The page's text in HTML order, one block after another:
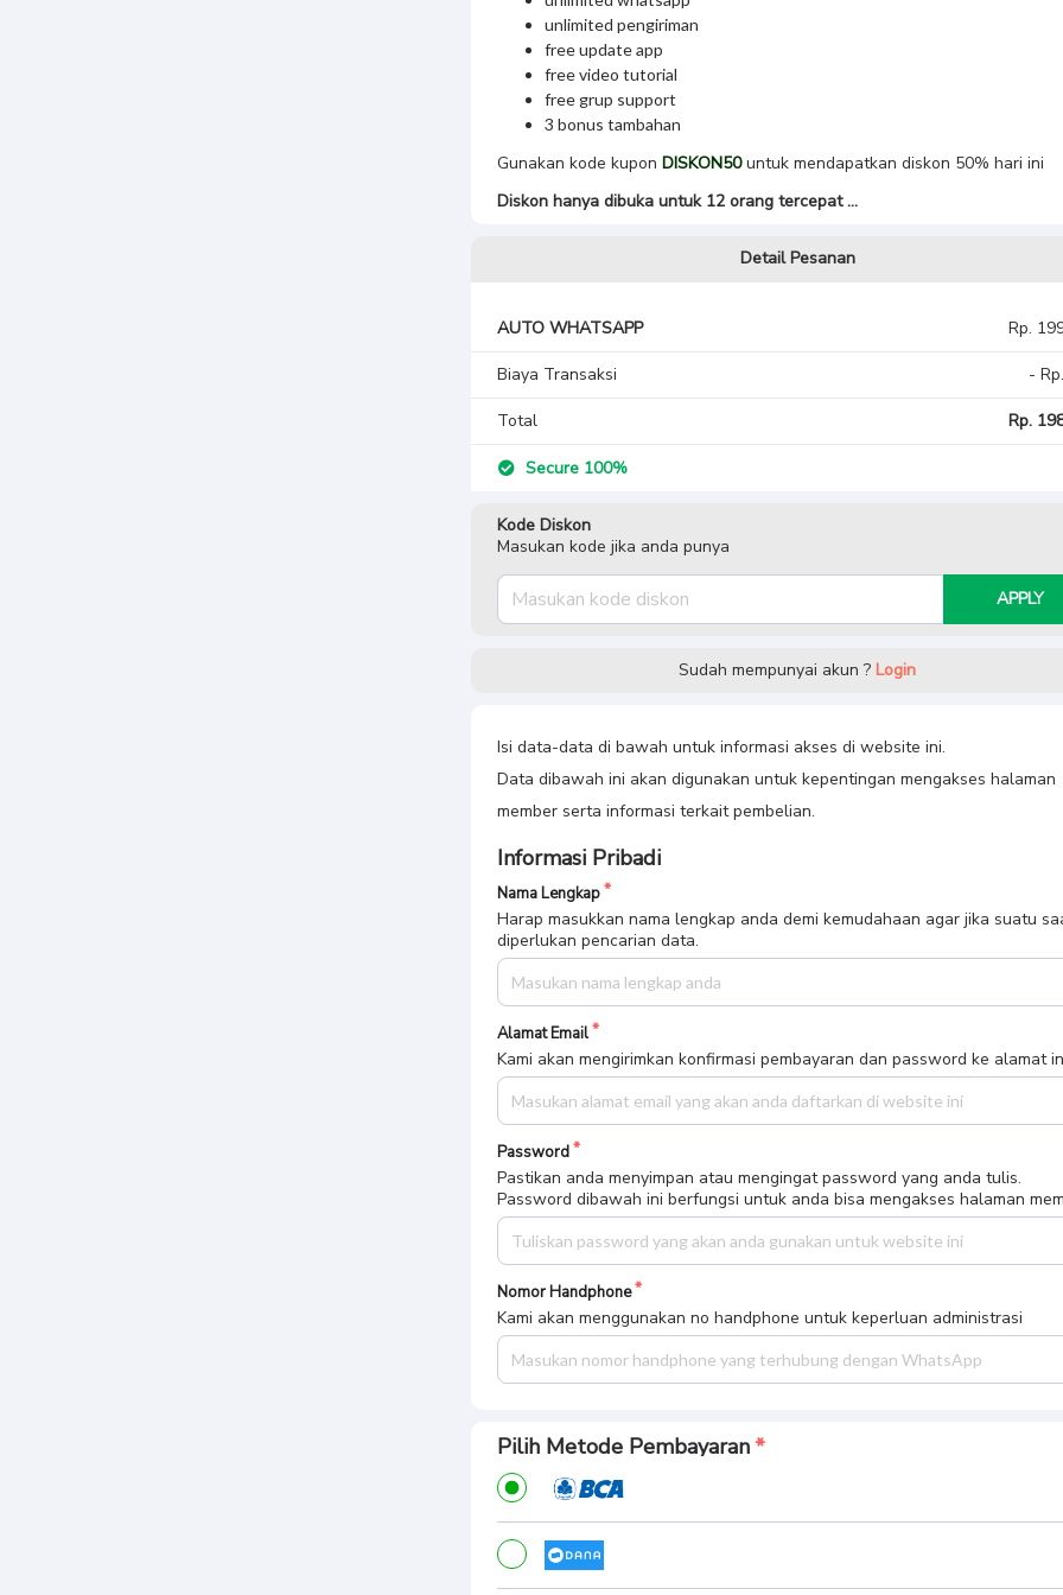
unlimited pengiriman
free update app
free video tutorial
free grup support
3 bonus tambahan
Gunakan kode kupon DISKON50 untuk mendapatkan diskon 50% hari ini
Diskon hanya dibuka untuk 12 orang tercepat …
Detail Pesanan
AUTO WHATSAPP Rp.
Biaya Transaksi -
Total Rp.
Secure 100%
Kode Diskon
Masukan kode jika anda punya
APPLY
Sudah mempunyai akun ? Login
Isi data-data di bawah untuk informasi akses di website ini.
Data dibawah ini akan digunakan untuk kepentingan mengakses halaman
member serta informasi terkait pembelian.
Informasi Pribadi
Nama Lengkap
Harap masukkan nama lengkap anda demi kemudahaan agar jika suatu
diperlukan pencarian data.
Alamat Email
Kami akan mengirimkan konfirmasi pembayaran dan password ke alamat
Password
Pastikan anda menyimpan atau mengingat password yang anda tulis.
Password dibawah ini berfungsi untuk anda bisa mengakses halaman
Nomor Handphone
Kami akan menggunakan no handphone untuk keperluan administrasi
Pilih Metode Pembayaran